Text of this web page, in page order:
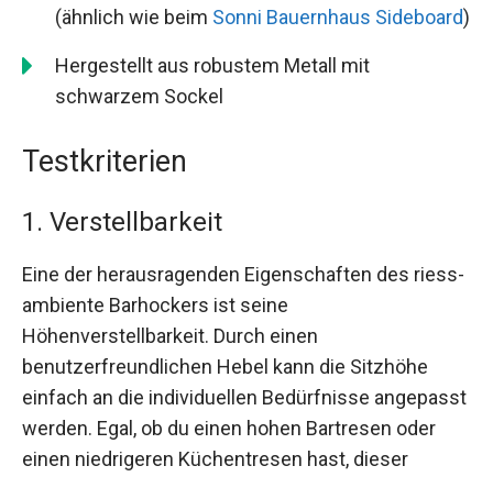
(ähnlich wie beim Sonni Bauernhaus Sideboard)
Hergestellt aus robustem Metall mit
schwarzem Sockel
Testkriterien
1. Verstellbarkeit
Eine der herausragenden Eigenschaften des riess-
ambiente Barhockers ist seine
Höhenverstellbarkeit. Durch einen
benutzerfreundlichen Hebel kann die Sitzhöhe
einfach an die individuellen Bedürfnisse angepasst
werden. Egal, ob du einen hohen Bartresen oder
einen niedrigeren Küchentresen hast, dieser